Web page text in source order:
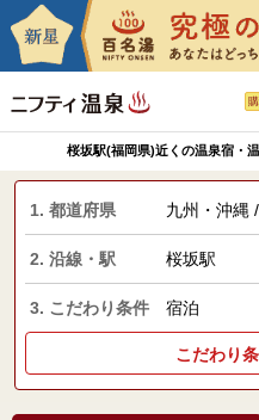
桜坂駅(福岡県)近くの温泉宿・
1. 都道府県 九州・沖縄
2. 沿線・駅 桜坂駅
3. こだわり条件 宿泊
こだわり